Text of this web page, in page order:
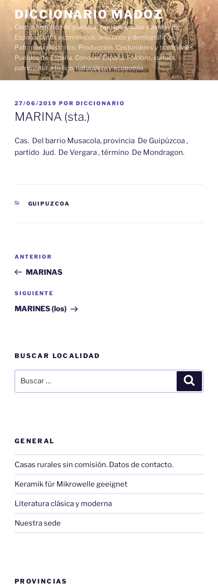
contenido
DICCIONARIO MADOZ
Censo histórico de pueblos, ciudades, villas y aldeas de
España. Datos económicos, artísticos y demográficos.
Patrimonio histórico. Producción. Costumbres y tradiciones.
Pueblos de España. Conocer España. Folclore, cultura,
patrimonio artístico, naturaleza y economía.
PUBLICADO
EL
27/06/2019 POR DICCIONARIO
MARINA (sta.)
Cas. Del barrio Musacola, provincia De Guipúzcoa ,
partido Jud. De Vergara , término De Mondragon.
CATEGORÍAS
GUIPUZCOA
entradas
Entrada
anterior:
ANTERIOR
MARINAS
Siguiente
entrada
SIGUIENTE
MARINES (los)
BUSCAR LOCALIDAD
por:
GENERAL
Casas rurales sin comisión. Datos de contacto.
Keramik für Mikrowelle geeignet
Literatura clásica y moderna
Nuestra sede
PROVINCIAS